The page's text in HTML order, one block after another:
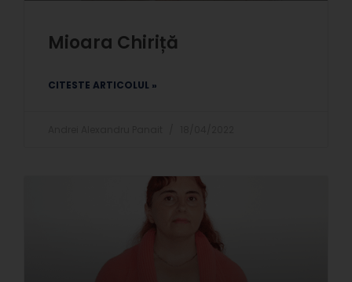
Mioara Chiriță
CITESTE ARTICOLUL »